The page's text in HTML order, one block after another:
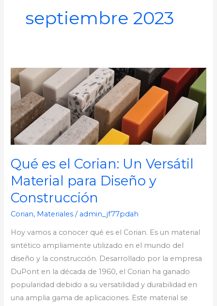
septiembre 2023
Qué es el Corian: Un Versátil
Material para Diseño y
Construcción
Corian, Materiales / admin_jf77pdah
Hoy vamos a conocer qué es el Corian. Es un material
sintético ampliamente utilizado en el mundo del
diseño y la construcción. Desarrollado por la empresa
DuPont en la década de 1960, el Corian ha ganado
popularidad debido a su versatilidad y durabilidad en
una amplia gama de aplicaciones. Este material se
Qué
es
Corian:
Un
Versátil
para
Diseño
y
Construcción